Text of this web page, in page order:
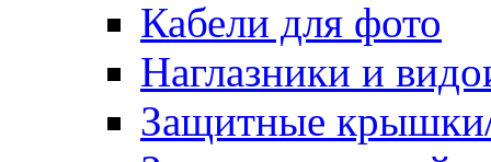
Кабели для фото
Наглазники и
Защитные